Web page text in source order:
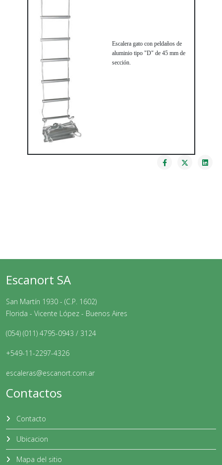
Escalera gato con peldaños de
aluminio tipo "D" de 45 mm de
sección.
Escanort SA
San Martín 1930 - (C.P. 1602)
Florida - Vicente López - Buenos Aires
(054) (011) 4795-0943 / 3124
+549-11-2297-4326
escaleras@escanort.com.ar
Contactos
Contacto
Ubicacion
Mapa del sitio